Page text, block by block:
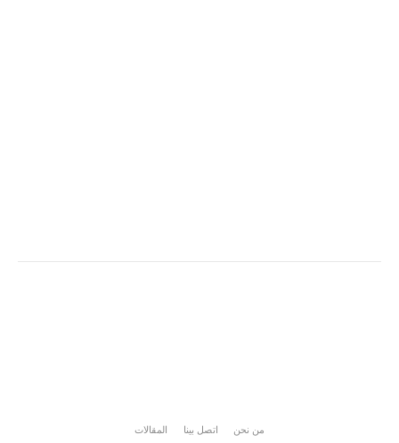
من نحن اتصل بينا المقالات